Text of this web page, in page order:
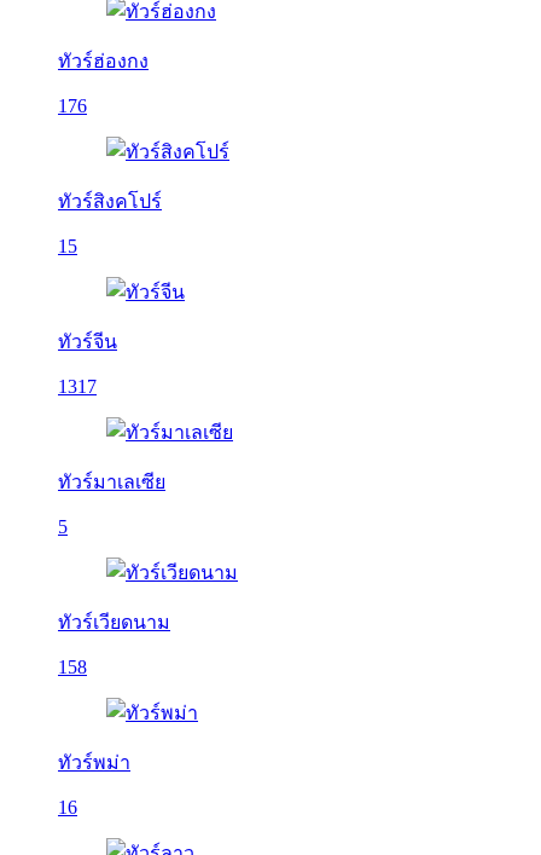
ทัวร์ฮ่องกง
176
ทัวร์สิงคโปร์
15
ทัวร์จีน
1317
ทัวร์มาเลเซีย
5
ทัวร์เวียดนาม
158
ทัวร์พม่า
16